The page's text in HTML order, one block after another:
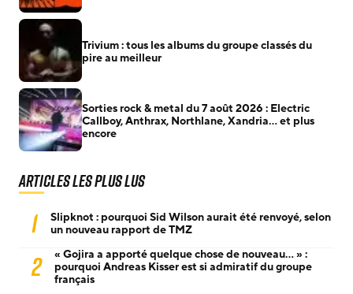
Trivium : tous les albums du groupe classés du
pire au meilleur
Sorties rock & metal du 7 août 2026 : Electric
Callboy, Anthrax, Northlane, Xandria… et plus
encore
Articles les plus lus
1
Slipknot : pourquoi Sid Wilson aurait été renvoyé, selon
un nouveau rapport de TMZ
2
« Gojira a apporté quelque chose de nouveau… » :
pourquoi Andreas Kisser est si admiratif du groupe
français